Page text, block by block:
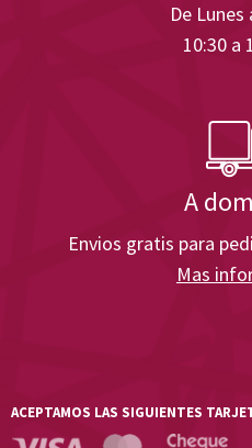
De Lunes
10:30 a
A
Envios gratis para
Mas
ACEPTAMOS LAS SIGUIENTES